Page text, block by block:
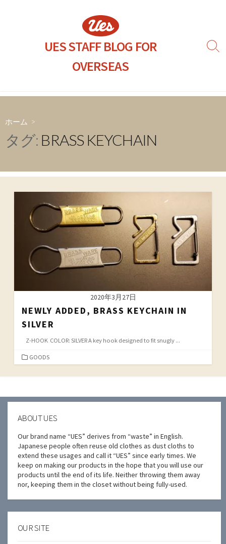
キ
プ
UES STAFF BLOG FOR
OVERSEAS
検
え
ホーム >
タグ: BRASS KEYCHAIN
2020年3月27日
NEWLY ADDED, BRASS KEYCHAIN IN
SILVER
Z-HOOK COLOR: SILVER A key hook designed to fit snugly ...
カ
テ
ゴ
ー
GOODS
ABOUT UES
Our brand name “UES” derives from “waste” in English.
Japanese people often reuse old clothes as dust cloths to
extend these usages and call it “UES” since early times. We
keep on making our products in the hope that you will use our
products until the end of its life. Neither throwing them away
nor, keeping them in the closet without being fully-used.
OUR SITE